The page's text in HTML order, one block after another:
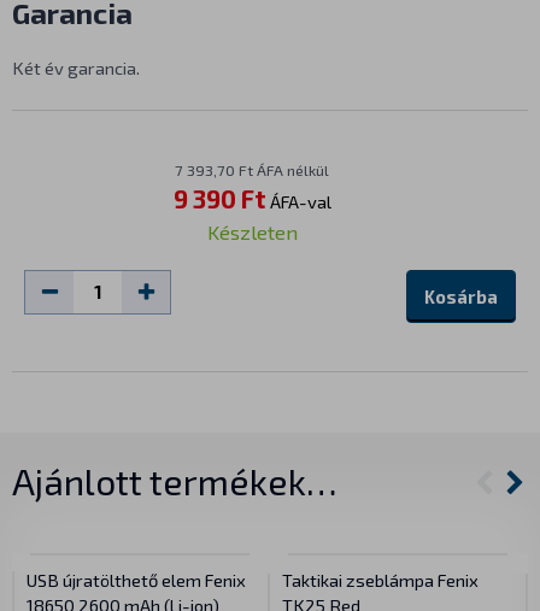
Garancia
Két év garancia.
7 393,70 Ft ÁFA nélkül
9 390 Ft ÁFA-val
Készleten
Kosárba
Ajánlott termékek…
USB újratölthető elem Fenix
18650 2600 mAh (Li-ion)
Taktikai zseblámpa Fenix
TK25 Red